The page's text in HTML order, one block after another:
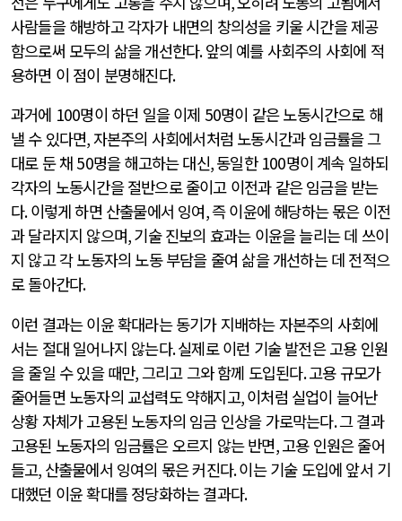
사람들을 해방하고 각자가 내면의 창의성을 키울 시간을 제공
함으로써 모두의 삶을 개선한다.앞의 예를 사회주의 사회에 적
용하면 이 점이 분명해진다.
과거에 100명이 하던 일을 이제 50명이 같은 노동시간으로 해
낼 수 있다면,자본주의 사회에서처럼 노동시간과 임금률을 그
대로 둔 채 50명을 해고하는 대신,동일한 100명이 계속 일하되
각자의 노동시간을 절반으로 줄이고 이전과 같은 임금을 받는
다.이렇게 하면 산출물에서 잉여,즉 이윤에 해당하는 몫은 이전
과 달라지지 않으며,기술 진보의 효과는 이윤을 늘리는 데 쓰이
지 않고 각 노동자의 노동 부담을 줄여 삶을 개선하는 데 전적으
로 돌아간다.
이런 결과는 이윤 확대라는 동기가 지배하는 자본주의 사회에
서는 절대 일어나지 않는다.실제로 이런 기술 발전은 고용 인원
을 줄일 수 있을 때만,그리고 그와 함께 도입된다.고용 규모가
줄어들면 노동자의 교섭력도 약해지고,이처럼 실업이 늘어난
상황 자체가 고용된 노동자의 임금 인상을 가로막는다.그 결과
고용된 노동자의 임금률은 오르지 않는 반면,고용 인원은 줄어
들고, 산출물에서 잉여의 몫은 커진다.이는 기술 도입에 앞서 기
대했던 이윤 확대를 정당화하는 결과다.